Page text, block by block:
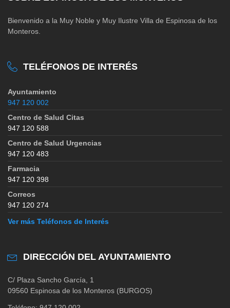
Bienvenido a la Muy Noble y Muy Ilustre Villa de Espinosa de los
Monteros.
TELÉFONOS DE INTERÉS
Ayuntamiento
947 120 002
Centro de Salud Citas
947 120 588
Centro de Salud Urgencias
947 120 483
Farmacia
947 120 398
Correos
947 120 274
Ver más Teléfonos de Interés
DIRECCIÓN DEL AYUNTAMIENTO
C/ Plaza Sancho García, 1
09560 Espinosa de los Monteros (BURGOS)